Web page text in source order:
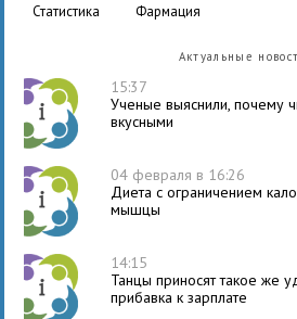
статистика
фармация
Актуальные
15:37
Ученые выяснили, почему
вкусными
04 февраля в 16:26
Диета с ограничением
мышцы
14:15
Танцы приносят такое же
прибавка к зарплате